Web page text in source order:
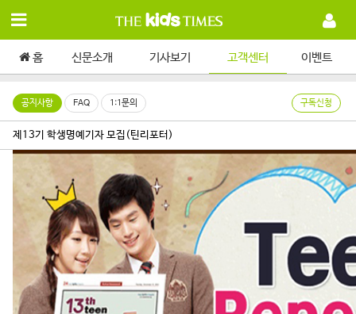
홈 신문소개 기사보기 고객센터 이벤트
공지사항 FAQ 1:1문의 구독신청
제13기 학생명예기자 모집(틴리포터)